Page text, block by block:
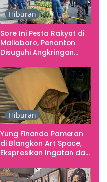
Hiburan
Sore Ini Pesta Rakyat di
Malioboro, Penonton
Disuguhi Angkringan
Hiburan
Yung Finando Pameran
di Blangkon Art Space,
Ekspresikan Ingatan dan